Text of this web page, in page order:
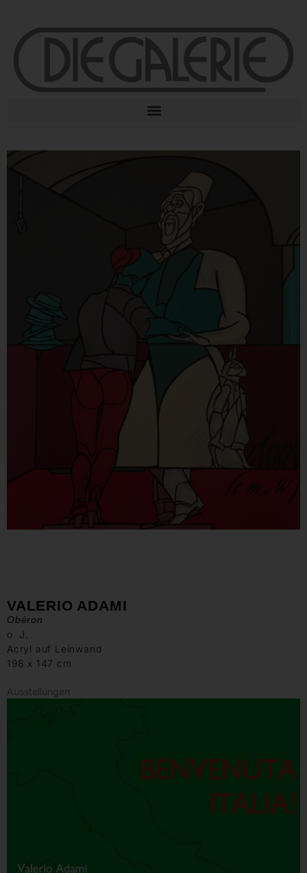
VALERIO ADAMI
Obéron
o. J.
Acryl auf Leinwand
198 x 147 cm
Ausstellungen